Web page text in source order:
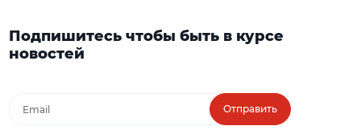
Подпишитесь чтобы быть в курсе
новостей
Отправить